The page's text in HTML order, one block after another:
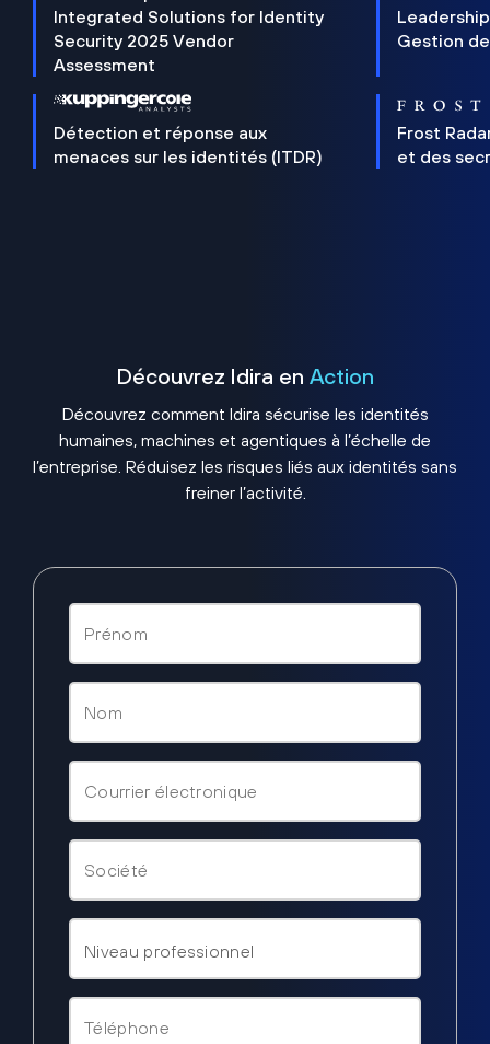
Integrated Solutions for Identity
Security 2025 Vendor
Assessment
Gestion
Détection et réponse aux
menaces sur les identités (ITDR)
Frost
et des
Découvrez Idira en Action
Découvrez comment Idira sécurise les identités
humaines, machines et agentiques à l’échelle de
l’entreprise. Réduisez les risques liés aux identités sans
freiner l’activité.